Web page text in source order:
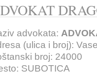
advokata:
(ulica i broj):
broj: 24000
SUBOTICA